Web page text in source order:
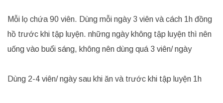
Mỗi lọ chứa 90 viên. Dùng mỗi ngày 3 viên và cách 1h đồng
hồ trước khi tập luyện. những ngày không tập luyện thì nên
uống vào buổi sáng, không nên dùng quá 3 viên/ ngày
Dùng 2-4 viên/ ngày sau khi ăn và trước khi tập luyện 1h